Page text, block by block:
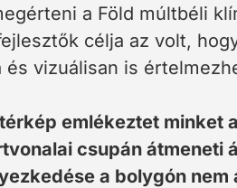
a Föld múltbéli
célja az volt,
és vizuálisan is
emlékeztet minket
csupán átmeneti
a bolygón